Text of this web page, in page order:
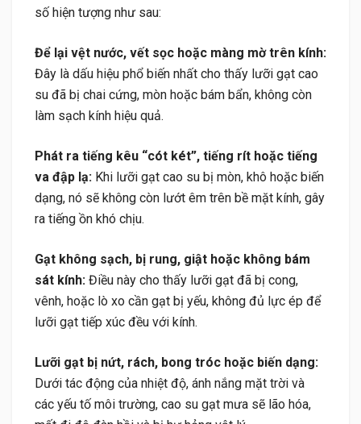
số hiện tượng như sau:
Để lại vệt nước, vết sọc hoặc màng mờ trên kính:
Đây là dấu hiệu phổ biến nhất cho thấy lưỡi gạt cao
su đã bị chai cứng, mòn hoặc bám bẩn, không còn
làm sạch kính hiệu quả.
Phát ra tiếng kêu “cót két”, tiếng rít hoặc tiếng
va đập lạ: Khi lưỡi gạt cao su bị mòn, khô hoặc biến
dạng, nó sẽ không còn lướt êm trên bề mặt kính, gây
ra tiếng ồn khó chịu.
Gạt không sạch, bị rung, giật hoặc không bám
sát kính: Điều này cho thấy lưỡi gạt đã bị cong,
vênh, hoặc lò xo cần gạt bị yếu, không đủ lực ép để
lưỡi gạt tiếp xúc đều với kính.
Lưỡi gạt bị nứt, rách, bong tróc hoặc biến dạng:
Dưới tác động của nhiệt độ, ánh nắng mặt trời và
các yếu tố môi trường, cao su gạt mưa sẽ lão hóa,